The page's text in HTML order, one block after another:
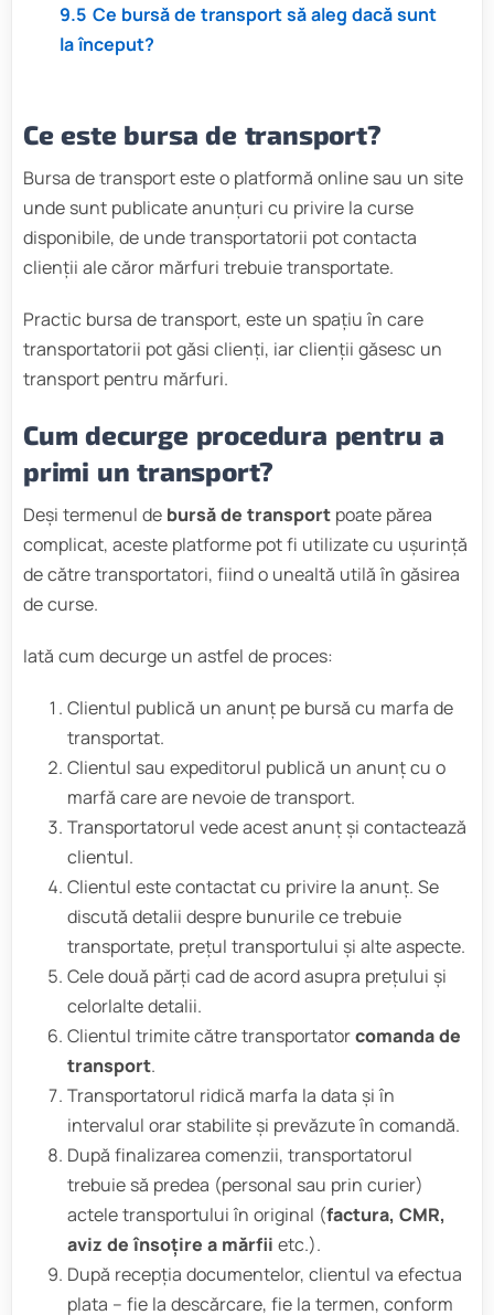
9.5 Ce bursă de transport să aleg dacă sunt
la început?
Ce este bursa de transport?
Bursa de transport este o platformă online sau un site
unde sunt publicate anunțuri cu privire la curse
disponibile, de unde transportatorii pot contacta
clienții ale căror mărfuri trebuie transportate.
Practic bursa de transport, este un spațiu în care
transportatorii pot găsi clienți, iar clienții găsesc un
transport pentru mărfuri.
Cum decurge procedura pentru a
primi un transport?
Deși termenul de bursă de transport poate părea
complicat, aceste platforme pot fi utilizate cu ușurință
de către transportatori, fiind o unealtă utilă în găsirea
de curse.
Iată cum decurge un astfel de proces:
Clientul publică un anunț pe bursă cu marfa de
transportat.
Clientul sau expeditorul publică un anunț cu o
marfă care are nevoie de transport.
Transportatorul vede acest anunț și contactează
clientul.
Clientul este contactat cu privire la anunț. Se
discută detalii despre bunurile ce trebuie
transportate, prețul transportului și alte aspecte.
Cele două părți cad de acord asupra prețului și
celorlalte detalii.
Clientul trimite către transportatorcomanda de
transport.
Transportatorul ridică marfa la data și în
intervalul orar stabilite și prevăzute în comandă.
După finalizarea comenzii, transportatorul
trebuie să predea (personal sau prin curier)
actele transportului în original (factura, CMR,
aviz de însoțire a mărfii etc.).
După recepția documentelor, clientul va efectua
plata – fie la descărcare, fie la termen, conform